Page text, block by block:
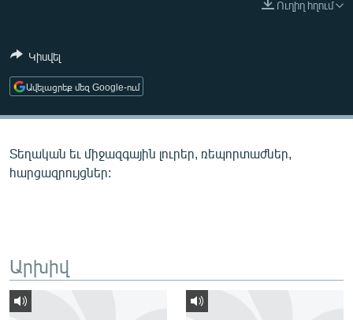
ՄԵԿՆԱԲԱՆՈՒԹՅՈՒՆ
ԿՈՐՈՆԱՎԻՐՈՒՍ
ԱՐԽԻՎ
ՁԳՏԵԼՈՎ ԼԱՎԱԳՈՒՅՆԻՆ
ՓՈԴՔԱՍԹ
Ուղիղ հղում
Կիսվել
Ավելացրեք մեզ Google-ում
Տեղական եւ միջազգային լուրեր, ռեպորտաժներ,
հարցազրույցներ:
Արխիվ